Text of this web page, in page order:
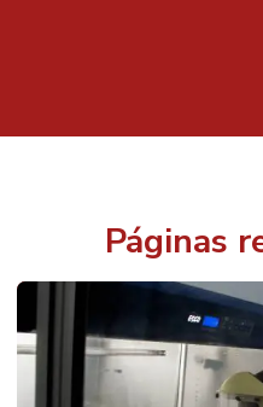
Páginas